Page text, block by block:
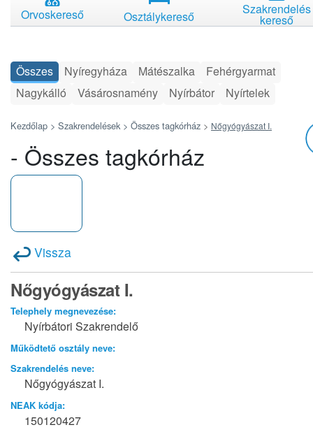
Orvoskereső Osztálykereső Szakrendelés
kereső
Összes Nyíregyháza Mátészalka
Fehérgyarmat
Nagykálló
Vásárosnamény Nyírbátor Nyírtelek
Kezdőlap > Szakrendelések > Összes tagkórház > Nőgyógyászat I.
- Összes tagkórház
Vissza
Nőgyógyászat I.
Telephely megnevezése:
Nyírbátori Szakrendelő
Működtető osztály neve:
Szakrendelés neve:
Nőgyógyászat I.
NEAK kódja:
150120427